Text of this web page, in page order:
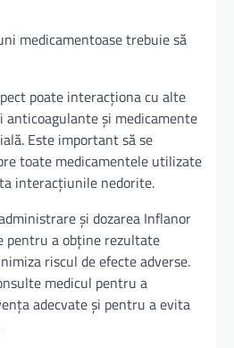
medicamentoase trebuie să
poate interacționa cu alte
anticoagulante și medicamente
Este important să se
toate medicamentele utilizate
interacțiunile nedorite.
și dozarea Inflanor
pentru a obține rezultate
riscul de efecte adverse.
medicul pentru a
adecvate și pentru a evita